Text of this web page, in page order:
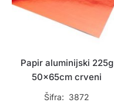
Papir aluminijski 225g
50x65cm crveni
Šifra: 3872